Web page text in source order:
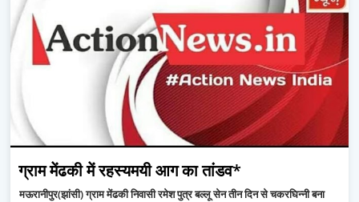
ग्राम मेंढकी में रहस्यमयी आग का तांडव*
मऊरानीपुर(झांसी) ग्राम मेंढकी निवासी रमेश पुत्र बल्लू सेन तीन दिन से चकरघिन्नी बना